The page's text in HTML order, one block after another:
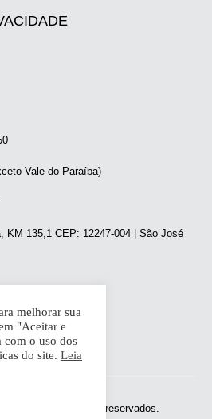
Vale do Paraíba)
KM 135,1 CEP: 12247-004 | São José
Todos os direitos reservados.
melhorar sua
"Aceitar e
com o uso dos
do site. Leia